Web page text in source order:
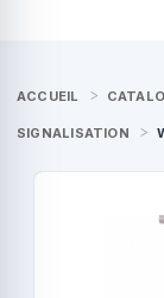
ACCUEIL
SIGNALISATION